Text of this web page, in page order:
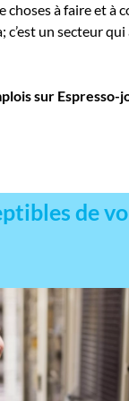
choses à faire et à
c’est un secteur
sur Espresso-
de